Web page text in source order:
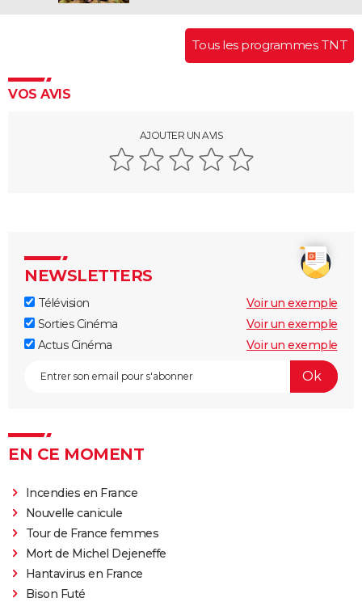
Tous les programmes TNT
VOS AVIS
AJOUTER UN AVIS
NEWSLETTERS
Télévision
Voir un exemple
Sorties Cinéma
Voir un exemple
Actus Cinéma
Voir un exemple
EN CE MOMENT
Incendies en France
Nouvelle canicule
Tour de France femmes
Mort de Michel Dejeneffe
Hantavirus en France
Bison Futé